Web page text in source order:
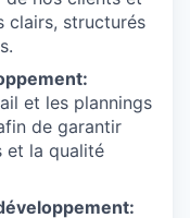
clairs, structurés
et les plannings
de garantir
et la qualité